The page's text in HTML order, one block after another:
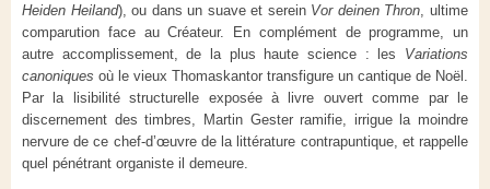
Heiden Heiland), ou dans un suave et serein Vor deinen Thron , ultime
comparution face au Créateur. En complément de programme, un
autre accomplissement, de la plus haute science : les Variations
canoniques où le vieux Thomaskantor transfigure un cantique de Noël.
Par la lisibilité structurelle exposée à livre ouvert comme par le
discernement des timbres, Martin Gester ramifie, irrigue la moindre
nervure de ce chef-d’œuvre de la littérature contrapuntique, et rappelle
quel pénétrant organiste il demeure.